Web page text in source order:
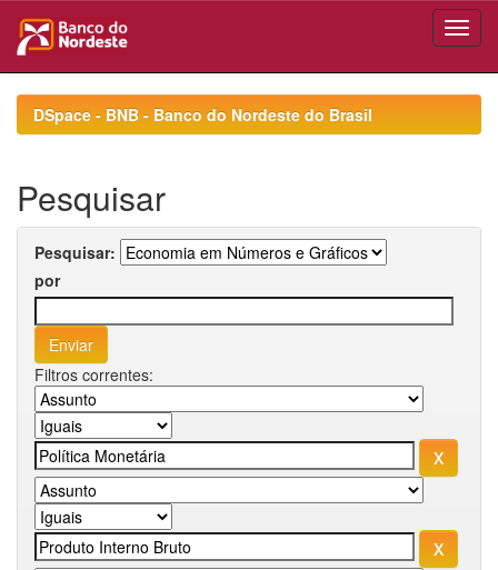
navigationDSpace - BNB - Banco do Nordeste do Brasil
Pesquisar
Pesquisar:
por
Filtros correntes: